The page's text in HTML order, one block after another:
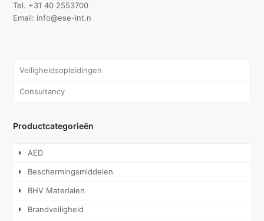
Tel. +31 40 2553700
Email: info@ese-int.n
Veiligheidsopleidingen
Consultancy
Productcategorieën
AED
Beschermingsmiddelen
BHV Materialen
Brandveiligheid